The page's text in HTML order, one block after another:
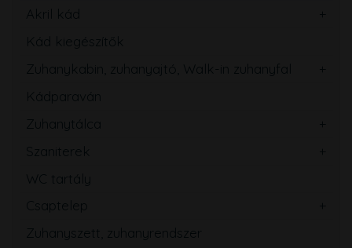
Akril kád
Kád kiegészítők
Zuhanykabin, zuhanyajtó, Walk-in zuhanyfal
Kádparaván
Zuhanytálca
Szaniterek
WC tartály
Csaptelep
Zuhanyszett, zuhanyrendszer